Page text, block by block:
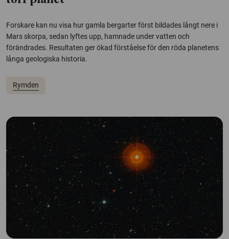
Forskare kan nu visa hur gamla bergarter först bildades långt nere i
Mars skorpa, sedan lyftes upp, hamnade under vatten och
förändrades. Resultaten ger ökad förståelse för den röda planetens
långa geologiska historia.
Rymden